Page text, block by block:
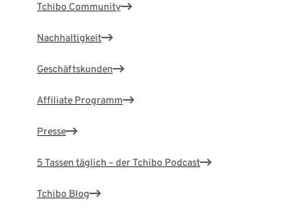
Tchibo Community
Nachhaltigkeit
Geschäftskunden
Affiliate Programm
Presse
5 Tassen täglich – der Tchibo Podcast
Tchibo Blog